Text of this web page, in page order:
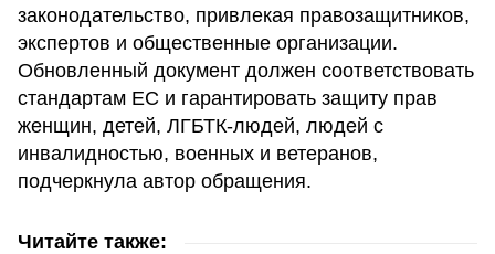
законодательство, привлекая правозащитников,
экспертов и общественные организации.
Обновленный документ должен соответствовать
стандартам ЕС и гарантировать защиту прав
женщин, детей, ЛГБТК-людей, людей с
инвалидностью, военных и ветеранов,
подчеркнула автор обращения.
Читайте также: